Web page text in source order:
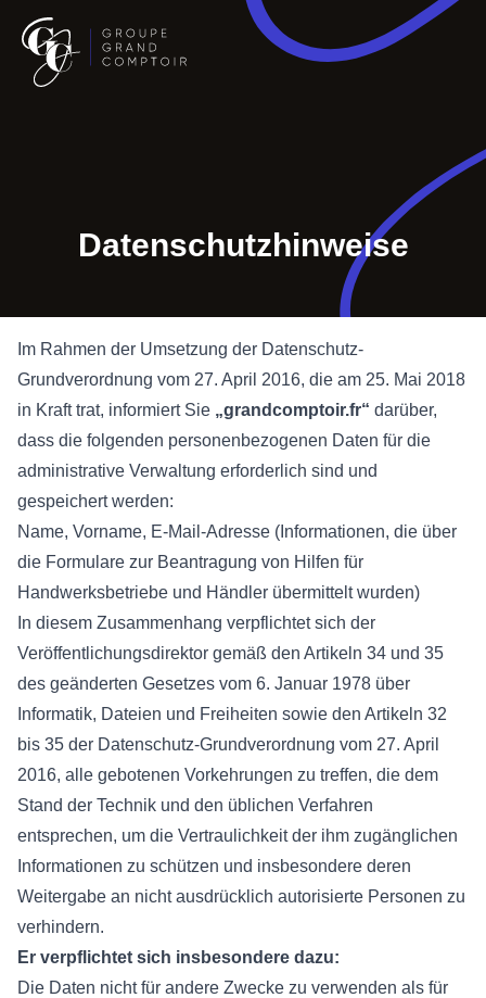
Datenschutzhinweise
Im Rahmen der Umsetzung der Datenschutz-
Grundverordnung vom 27. April 2016, die am 25. Mai 2018
in Kraft trat, informiert Sie „grandcomptoir.fr“ darüber,
dass die folgenden personenbezogenen Daten für die
administrative Verwaltung erforderlich sind und
gespeichert werden:
Name, Vorname, E-Mail-Adresse (Informationen, die über
die Formulare zur Beantragung von Hilfen für
Handwerksbetriebe und Händler übermittelt wurden)
In diesem Zusammenhang verpflichtet sich der
Veröffentlichungsdirektor gemäß den Artikeln 34 und 35
des geänderten Gesetzes vom 6. Januar 1978 über
Informatik, Dateien und Freiheiten sowie den Artikeln 32
bis 35 der Datenschutz-Grundverordnung vom 27. April
2016, alle gebotenen Vorkehrungen zu treffen, die dem
Stand der Technik und den üblichen Verfahren
entsprechen, um die Vertraulichkeit der ihm zugänglichen
Informationen zu schützen und insbesondere deren
Weitergabe an nicht ausdrücklich autorisierte Personen zu
verhindern.
Er verpflichtet sich insbesondere dazu:
Die Daten nicht für andere Zwecke zu verwenden als für